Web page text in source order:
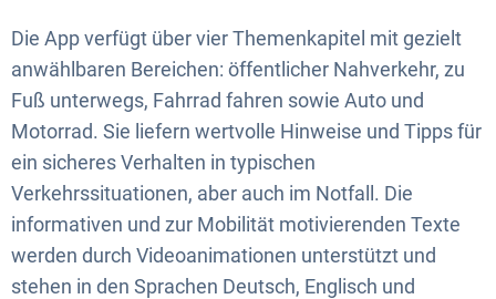
Die App verfügt über vier Themenkapitel mit gezielt
anwählbaren Bereichen: öffentlicher Nahverkehr, zu
Fuß unterwegs, Fahrrad fahren sowie Auto und
Motorrad. Sie liefern wertvolle Hinweise und Tipps für
ein sicheres Verhalten in typischen
Verkehrssituationen, aber auch im Notfall. Die
informativen und zur Mobilität motivierenden Texte
werden durch Videoanimationen unterstützt und
stehen in den Sprachen Deutsch, Englisch und